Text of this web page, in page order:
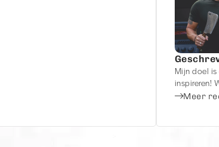
Mijn doel is
inspireren!
Meer